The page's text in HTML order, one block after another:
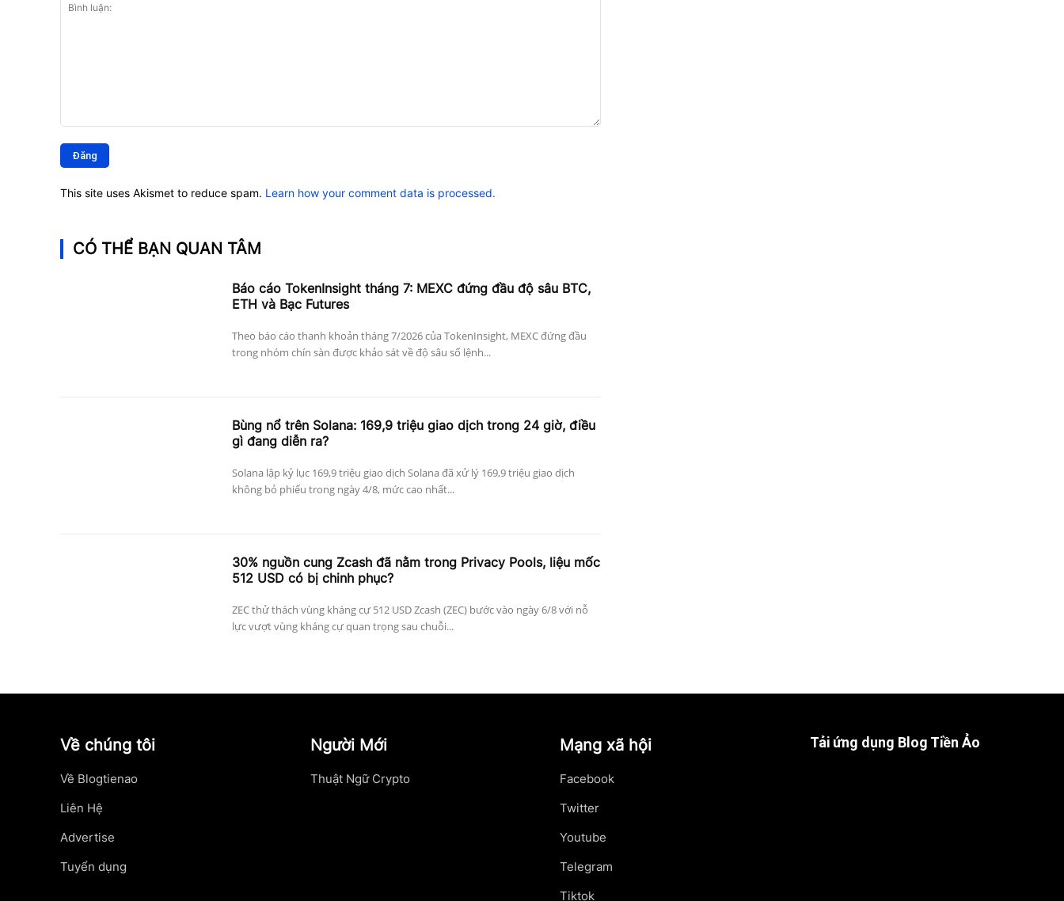
luận:
This site uses Akismet to reduce spam. Learn how your comment data is processed.
CÓ THỂ BẠN QUAN TÂM
Báo cáo TokenInsight tháng 7: MEXC đứng đầu độ sâu BTC,
ETH và Bạc Futures
Theo báo cáo thanh khoản tháng 7/2026 của TokenInsight, MEXC đứng đầu
trong nhóm chín sàn được khảo sát về độ sâu sổ lệnh...
Bùng nổ trên Solana: 169,9 triệu giao dịch trong 24 giờ, điều
gì đang diễn ra?
Solana lập kỷ lục 169,9 triệu giao dịch Solana đã xử lý 169,9 triệu giao dịch
không bỏ phiếu trong ngày 4/8, mức cao nhất...
30% nguồn cung Zcash đã nằm trong Privacy Pools, liệu mốc
512 USD có bị chinh phục?
ZEC thử thách vùng kháng cự 512 USD Zcash (ZEC) bước vào ngày 6/8 với nỗ
lực vượt vùng kháng cự quan trọng sau chuỗi...
Về chúng tôi
Về Blogtienao
Liên Hệ
Advertise
Tuyển dụng
Người Mới
Thuật Ngữ Crypto
Mạng xã hội
Facebook
Twitter
Youtube
Telegram
Tiktok
Tải ứng dụng Blog Tiền Ảo